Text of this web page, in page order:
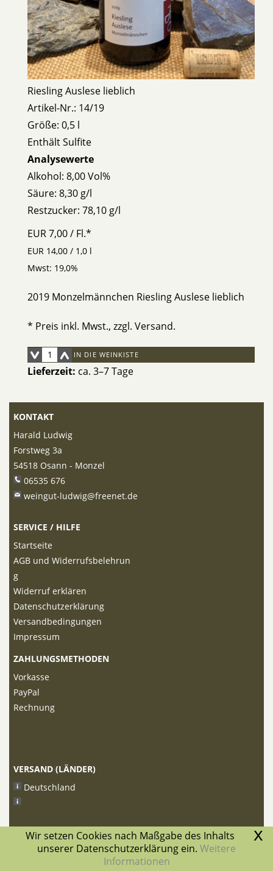
Riesling Auslese lieblich
Artikel-Nr.: 14/19
Größe: 0,5 l
Enthält Sulfite
Analysewerte
Alkohol: 8,00 Vol%
Säure: 8,30 g/l
Restzucker: 78,10 g/l
EUR 7,00/ Fl.*
EUR 14,00 / 1,0 l
Mwst: 19,0%
2019 Monzelmännchen Riesling Auslese lieblich
* Preis inkl. Mwst., zzgl. Versand.
IN DIE WEINKISTE
Lieferzeit: ca. 3–7 Tage
KONTAKT
Harald Ludwig
Forstweg 3a
54518 Osann - Monzel
06535 676
weingut-ludwig@freenet.de
SERVICE / HILFE
Startseite
AGB und Widerrufsbelehrun
g
Widerruf erklären
Datenschutzerklärung
Versandbedingungen
Impressum
ZAHLUNGSMETHODEN
Vorkasse
PayPal
Rechnung
VERSAND (LÄNDER)
Deutschland
x
Wir setzen Cookies nach Maßgabe des Inhalts
unserer Datenschutzerklärung ein. Weitere
Informationen